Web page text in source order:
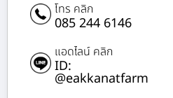
โทร คลิก
085 244 6146
แอดไลน์ คลิก
ID:
@eakkanatfarm